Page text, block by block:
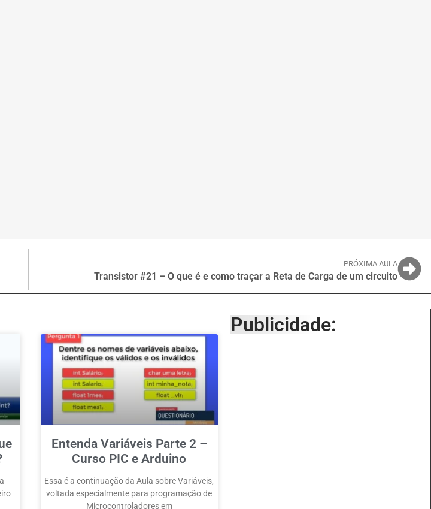
PRÓXIMA AULA
Transistor #21 – O que é e como traçar a Reta de Carga de um circuito
Entenda Variáveis Parte 2 –
Curso PIC e Arduino
Essa é a continuação da Aula sobre Variáveis,
voltada especialmente para programação de
Microcontroladores em
Publicidade: